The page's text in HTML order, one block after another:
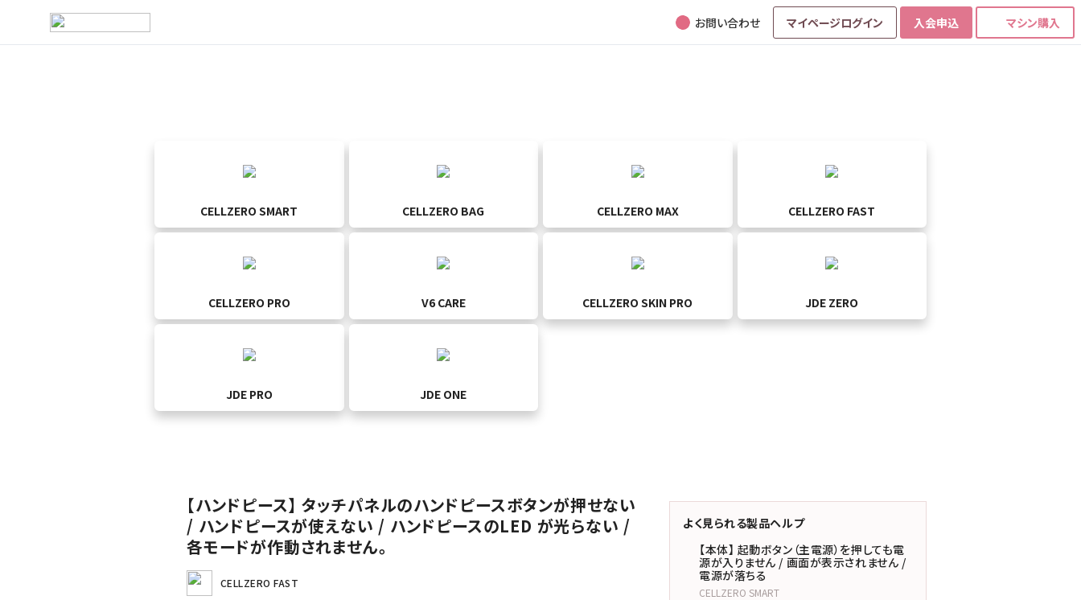
お問い合わせ マイページログイン 入会申込 マシン購入
CELLZERO SMART CELLZERO BAG CELLZERO MAX CELLZERO FAST
CELLZERO PRO V6 CARE CELLZERO SKIN PRO JDE ZERO
JDE PRO JDE ONE
【ハンドピース】 タッチパネルのハンドピースボタンが押せない
/ ハンドピースが使えない / ハンドピースのLED が光らない /
各モードが作動されません。
CELLZERO FAST
よく見られる製品ヘルプ
【本体】 起動ボタン（主電源）を押しても電
源が入りません / 画面が表示されません /
電源が落ちる
CELLZERO SMART